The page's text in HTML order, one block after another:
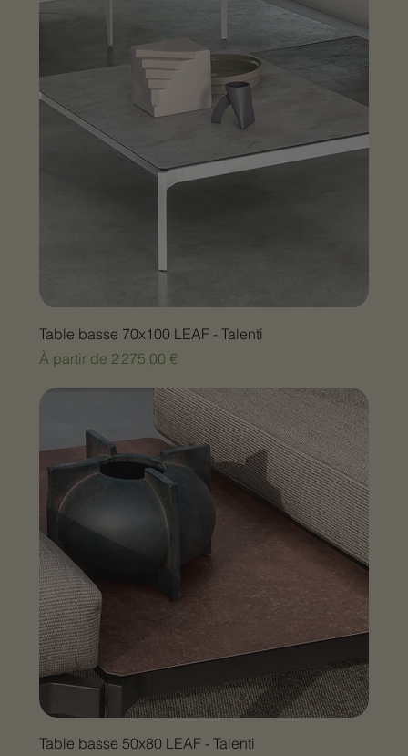
Table basse 70x100 LEAF - Talenti
À partir de 2 275,00 €
Prix promotionnel
Table basse 50x80 LEAF - Talenti